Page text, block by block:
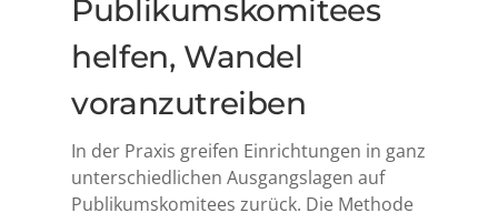
Publikumskomitees
helfen, Wandel
voranzutreiben
In der Praxis greifen Einrichtungen in ganz
unterschiedlichen Ausgangslagen auf
Publikumskomitees zurück. Die Methode